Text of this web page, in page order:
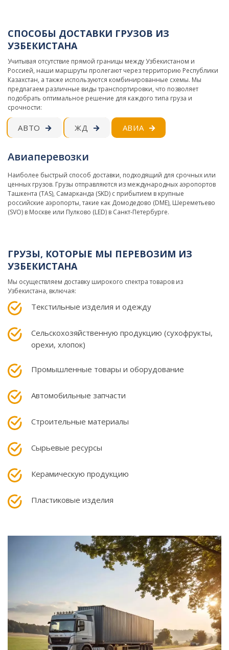
СПОСОБЫ ДОСТАВКИ ГРУЗОВ ИЗ
УЗБЕКИСТАНА
Учитывая отсутствие прямой границы между Узбекистаном и
Россией, наши маршруты пролегают через территорию Республики
Казахстан, а также используются комбинированные схемы. Мы
предлагаем различные виды транспортировки, что позволяет
подобрать оптимальное решение для каждого типа груза и
срочности:
АВТО ЖД АВИА
Авиаперевозки
Наиболее быстрый способ доставки, подходящий для срочных или
ценных грузов. Грузы отправляются из международных аэропортов
Ташкента (TAS), Самарканда (SKD) с прибытием в крупные
российские аэропорты, такие как Домодедово (DME), Шереметьево
(SVO) в Москве или Пулково (LED) в Санкт-Петербурге.
ГРУЗЫ, КОТОРЫЕ МЫ ПЕРЕВОЗИМ ИЗ
УЗБЕКИСТАНА
Мы осуществляем доставку широкого спектра товаров из
Узбекистана, включая:
Текстильные изделия и одежду
Сельскохозяйственную продукцию (сухофрукты,
орехи, хлопок)
Промышленные товары и оборудование
Автомобильные запчасти
Строительные материалы
Сырьевые ресурсы
Керамическую продукцию
Пластиковые изделия